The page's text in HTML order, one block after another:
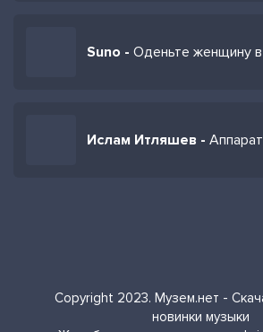
Suno - Оденьте женщину
Ислам Итляшев -
Copyright 2023. Музем.нет -
новинки музыки